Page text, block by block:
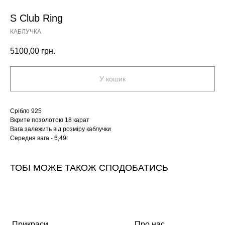
S Club Ring
КАБЛУЧКА
5100,00 грн.
У кошик
Срібло 925
Вкрите позолотою 18 карат
Вага залежить від розміру каблучки
Середня вага - 6,49г
ТОБІ МОЖЕ ТАКОЖ СПОДОБАТИСЬ